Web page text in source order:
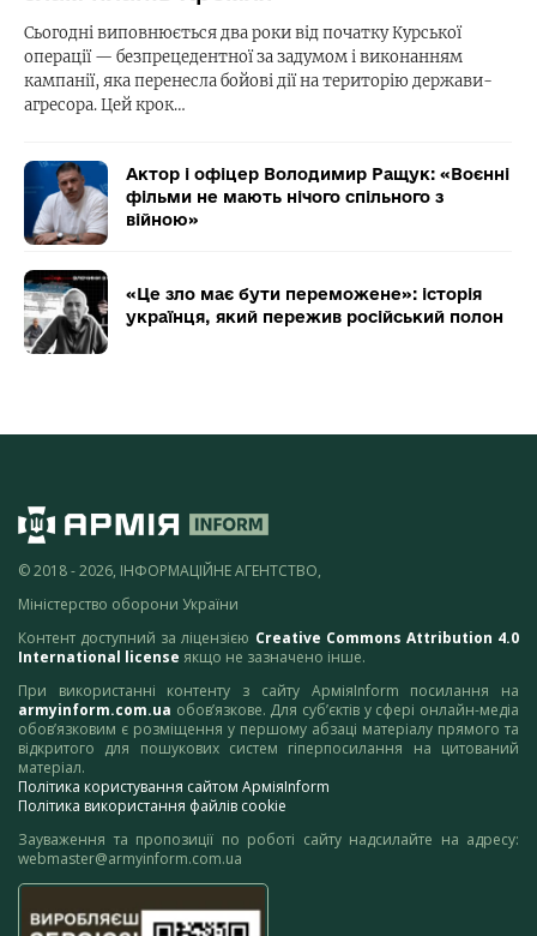
Сьогодні виповнюється два роки від початку Курської
операції — безпрецедентної за задумом і виконанням
кампанії, яка перенесла бойові дії на територію держави-
агресора. Цей крок…
Актор і офіцер Володимир Ращук: «Воєнні
фільми не мають нічого спільного з
війною»
«Це зло має бути переможене»: історія
українця, який пережив російський полон
© 2018 - 2026, ІНФОРМАЦІЙНЕ АГЕНТСТВО,
Міністерство оборони України
Контент доступний за ліцензією Creative Commons Attribution 4.0
International license якщо не зазначено інше.
При використанні контенту з сайту АрміяInform посилання на
armyinform.com.ua обов’язкове. Для суб’єктів у сфері онлайн-медіа
обов’язковим є розміщення у першому абзаці матеріалу прямого та
відкритого для пошукових систем гіперпосилання на цитований
матеріал.
Політика користування сайтом АрміяInform
Політика використання файлів cookie
Зауваження та пропозиції по роботі сайту надсилайте на адресу:
webmaster@armyinform.com.ua